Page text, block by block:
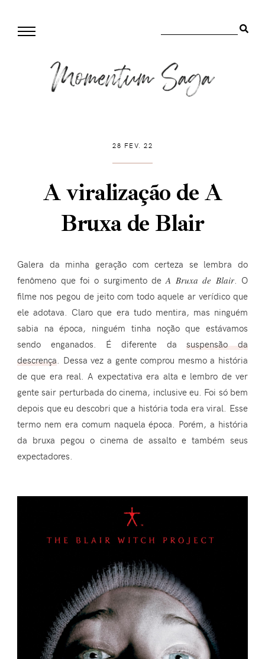
28 FEV. 22
A viralização de A
Bruxa de Blair
Galera da minha geração com certeza se lembra do
fenômeno que foi o surgimento deA Bruxa de Blair. O
filme nos pegou de jeito com todo aquele ar verídico que
ele adotava. Claro que era tudo mentira, mas ninguém
sabia na época, ninguém tinha noção que estávamos
sendo enganados. É diferente dasuspensão da
descrença . Dessa vez a gente comprou mesmo a história
de que era real. A expectativa era alta e lembro de ver
gente sair perturbada do cinema, inclusive eu. Foi só bem
depois que eu descobri que a história toda era viral. Esse
termo nem era comum naquela época. Porém, a história
da bruxa pegou o cinema de assalto e também seus
expectadores.